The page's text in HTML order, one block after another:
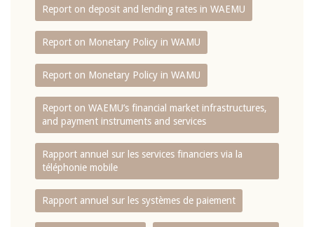
Report on deposit and lending rates in WAEMU
Report on Monetary Policy in WAMU
Report on Monetary Policy in WAMU
Report on WAEMU’s financial market infrastructures,
and payment instruments and services
Rapport annuel sur les services financiers via la
téléphonie mobile
Rapport annuel sur les systèmes de paiement